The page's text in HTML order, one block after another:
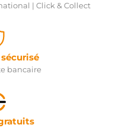
| Click & Collect
bancaire